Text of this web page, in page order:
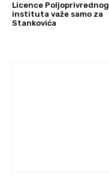
Licence Poljoprivrednog
instituta važe samo za
Stankovića